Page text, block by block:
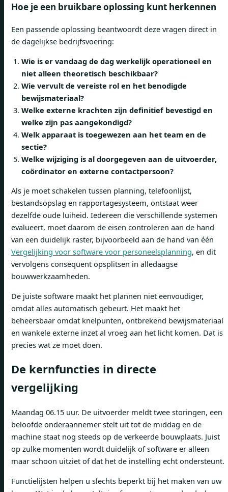
Hoe je een bruikbare oplossing kunt herkennen
Een passende oplossing beantwoordt deze vragen direct in
de dagelijkse bedrijfsvoering:
Wie is er vandaag de dag werkelijk operationeel en
niet alleen theoretisch beschikbaar?
Wie vervult de vereiste rol en het benodigde
bewijsmateriaal?
Welke externe krachten zijn definitief bevestigd en
welke zijn pas aangekondigd?
Welk apparaat is toegewezen aan het team en de
sectie?
Welke wijziging is al doorgegeven aan de uitvoerder,
coördinator en externe contactpersoon?
Als je moet schakelen tussen planning, telefoonlijst,
bestandsopslag en rapportagesysteem, ontstaat weer
dezelfde oude luiheid. Iedereen die verschillende systemen
evalueert, moet daarom de eisen controleren aan de hand
van een duidelijk raster, bijvoorbeeld aan de hand van één
Vergelijking voor software voor personeelsplanning, en dit
vervolgens consequent opsplitsen in alledaagse
bouwwerkzaamheden.
De juiste software maakt het plannen niet eenvoudiger,
omdat alles automatisch gebeurt. Het maakt het
beheersbaar omdat knelpunten, ontbrekend bewijsmateriaal
en wankele externe inzet al vroeg aan het licht komen. Dat is
precies wat ze moet doen.
De kernfuncties in directe
vergelijking
Maandag 06.15 uur. De uitvoerder meldt twee storingen, een
beloofde onderaannemer stelt uit tot de middag en de
machine staat nog steeds op de verkeerde bouwplaats. Juist
op zulke momenten wordt duidelijk of software er alleen
maar schoon uitziet of dat het de instelling echt ondersteunt.
Functielijsten helpen u slechts beperkt bij het maken van uw